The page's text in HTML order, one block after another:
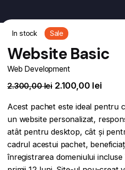
In stock Sale
Website Basic
Web Development
2.300,00lei 2.100,00 lei
Acest pachet este ideal pentru
un website personalizat,
atât pentru desktop, cât și
cadrul acestui pachet,
înregistrarea domeniului